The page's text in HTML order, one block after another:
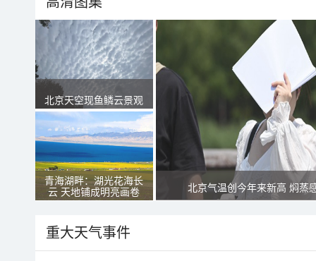
北京天空现鱼鳞云景观
青海湖畔：湖光花海长
云 天地铺成明亮画卷
北京气温创今年来新高 焖蒸
重大天气事件